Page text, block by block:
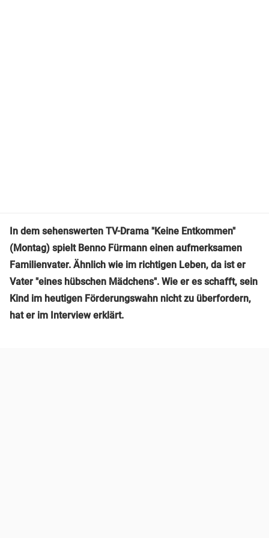
In dem sehenswerten TV-Drama "Keine Entkommen"
(Montag) spielt Benno Fürmann einen aufmerksamen
Familienvater. Ähnlich wie im richtigen Leben, da ist er
Vater "eines hübschen Mädchens". Wie er es schafft, sein
Kind im heutigen Förderungswahn nicht zu überfordern,
hat er im Interview erklärt.